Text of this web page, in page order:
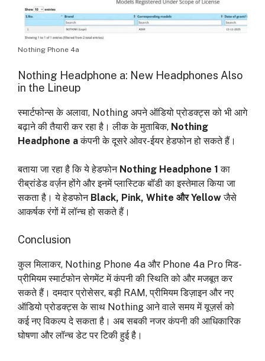
Nothing Phone 4a
Nothing Headphone a: New Headphones Also
in the Lineup
स्मार्टफोन्स के अलावा, Nothing अपने ऑडियो प्रोडक्ट्स को भी आगे
बढ़ाने की तैयारी कर रहा है। लीक के मुताबिक, Nothing
Headphone aकंपनी के दूसरे ओवर-ईयर हेडफोन हो सकते हैं।
बताया जा रहा है कि ये हेडफोन Nothing Headphone 1 का
रीब्रांडेड वर्ज़न होंगे और इनमें प्लास्टिक बॉडी का इस्तेमाल किया जा
सकता है। ये हेडफोन Black, Pink, White और Yellowजैसे
आकर्षक रंगों में लॉन्च हो सकते हैं।
Conclusion
कुल मिलाकर, Nothing Phone 4a और Phone 4a Pro मिड-
प्रीमियम स्मार्टफोन सेगमेंट में कंपनी की स्थिति को और मजबूत कर
सकते हैं। दमदार प्रोसेसर, बड़ी RAM, प्रीमियम डिज़ाइन और नए
ऑडियो प्रोडक्ट्स के साथ Nothing आने वाले समय में यूज़र्स को
कई नए विकल्प दे सकता है। अब सबकी नजर कंपनी की आधिकारिक
घोषणा और लॉन्च डेट पर टिकी हुई है।